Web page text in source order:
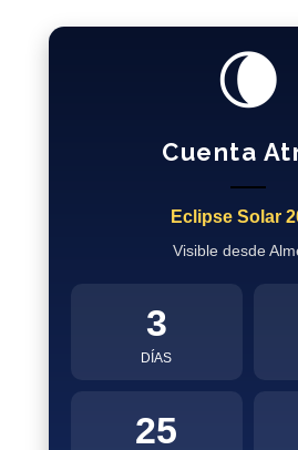
🌘
Cuenta
Eclipse Solar
Visible desde
3
DÍAS
25